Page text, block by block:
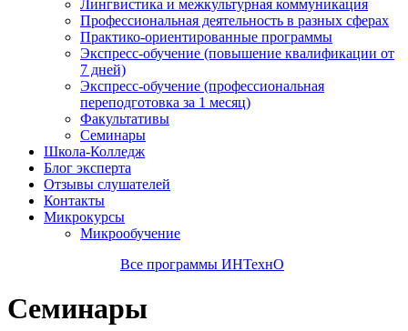
Лингвистика и межкультурная коммуникация
Профессиональная деятельность в разных сферах
Практико-ориентированные программы
Экспресс-обучение (повышение квалификации от
7 дней)
Экспресс-обучение (профессиональная
переподготовка за 1 месяц)
Факультативы
Семинары
Школа-Колледж
Блог эксперта
Отзывы слушателей
Контакты
Микрокурсы
Микрообучение
Все программы ИНТехнО
Семинары